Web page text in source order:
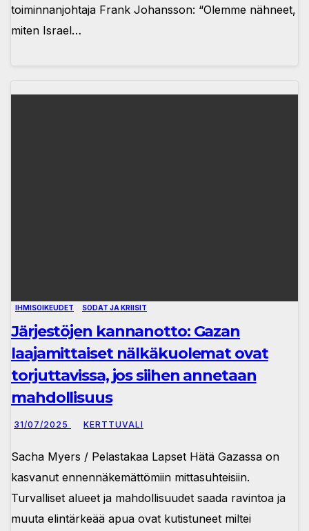
toiminnanjohtaja Frank Johansson: “Olemme nähneet,
miten Israel…
IHMISOIKEUDET SODAT JA KRIISIT
Järjestöjen kannanotto: Gazan
laajamittaiset nälkäkuolemat ovat
torjuttavissa, jos siihen annetaan
mahdollisuus
31/07/2025 KERTTUVALI
Sacha Myers / Pelastakaa Lapset Hätä Gazassa on
kasvanut ennennäkemättömiin mittasuhteisiin.
Turvalliset alueet ja mahdollisuudet saada ravintoa ja
muuta elintärkeää apua ovat kutistuneet miltei